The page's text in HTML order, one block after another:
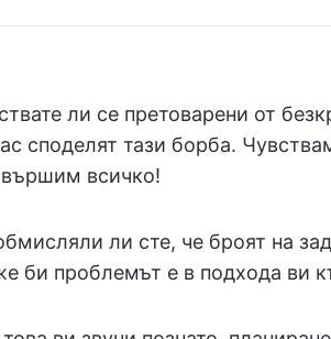
ли се претоварени от
споделят тази борба.
всичко!
ли сте, че броят на
би проблемът е в подхода ви